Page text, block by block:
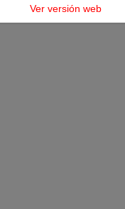
Ver versión web